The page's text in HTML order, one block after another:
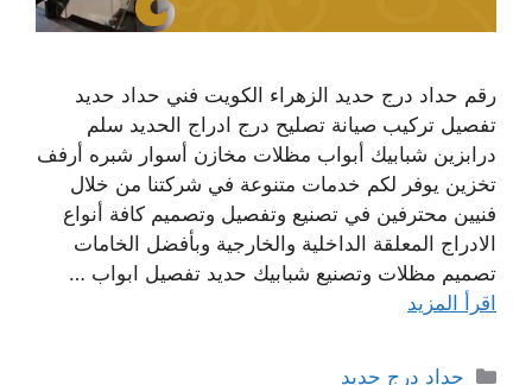
رقم حداد درج حديد الزهراء الكويت فني حداد حديد
تفصيل تركيب صيانة تصليح درج ادراج الحديد سلم
درابزين شبابيك أبواب مظلات مخازن أسوار شبره أرفف
تخزين يوفر لكم خدمات متنوعة في شركتنا من خلال
فنيين محترفين في تصنيع وتفصيل وتصميم كافة أنواع
الادراج المعلقة الداخلية والخارجية وبأفضل الخامات
تصميم مظلات وتصنيع شبابيك حديد تفصيل ابواب …
اقرأ المزيد
التصنيفات
حداد درج حديد